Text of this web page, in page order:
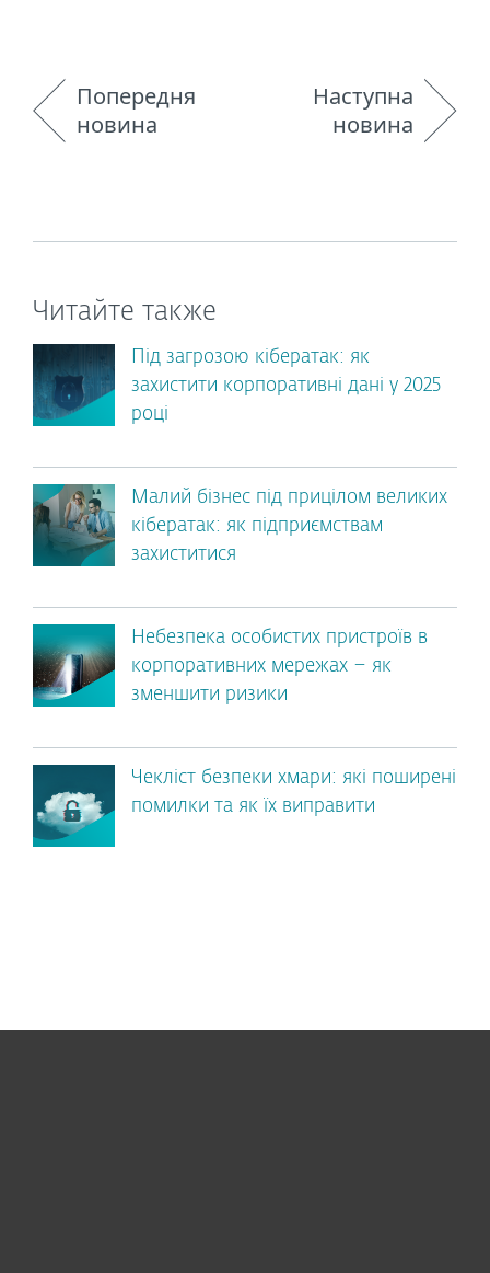
Попередня
новина
Наступна
новина
Читайте также
Під загрозою кібератак: як
захистити корпоративні дані у 2025
році
Малий бізнес під прицілом великих
кібератак: як підприємствам
захиститися
Небезпека особистих пристроїв в
корпоративних мережах – як
зменшити ризики
Чекліст безпеки хмари: які поширені
помилки та як їх виправити